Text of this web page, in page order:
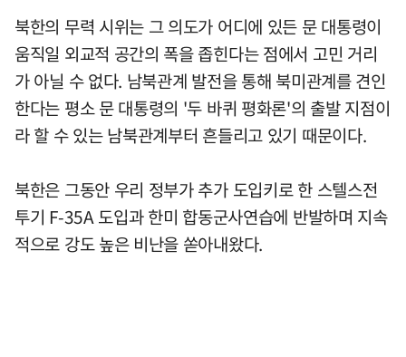
북한의 무력 시위는 그 의도가 어디에 있든 문 대통령이
움직일 외교적 공간의 폭을 좁힌다는 점에서 고민 거리
가 아닐 수 없다. 남북관계 발전을 통해 북미관계를 견인
한다는 평소 문 대통령의 '두 바퀴 평화론'의 출발 지점이
라 할 수 있는 남북관계부터 흔들리고 있기 때문이다.
북한은 그동안 우리 정부가 추가 도입키로 한 스텔스전
투기 F-35A 도입과 한미 합동군사연습에 반발하며 지속
적으로 강도 높은 비난을 쏟아내왔다.